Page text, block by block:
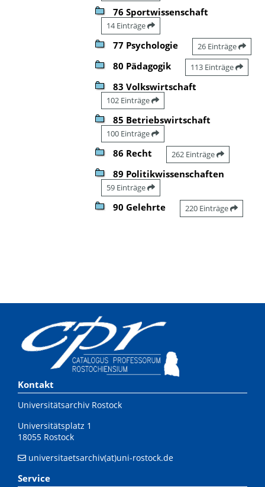
76 Sportwissenschaft
14 Einträge
77 Psychologie 26 Einträge
80 Pädagogik 113 Einträge
83 Volkswirtschaft
102 Einträge
85 Betriebswirtschaft
100 Einträge
86 Recht 262 Einträge
89 Politikwissenschaften
59 Einträge
90 Gelehrte 220 Einträge
Kontakt
Universitätsarchiv Rostock
Universitätsplatz 1
18055 Rostock
universitaetsarchiv(at)uni-rostock.de
Service